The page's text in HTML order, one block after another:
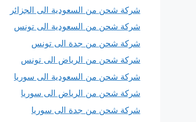
شركة شحن من السعودية الى الجزائر
شركة شحن من السعودية الى تونس
شركة شحن من جدة الى تونس
شركة شحن من الرياض الى تونس
شركة شحن من السعودية الى سوريا
شركة شحن من الرياض الى سوريا
شركة شحن من جدة الى سوريا